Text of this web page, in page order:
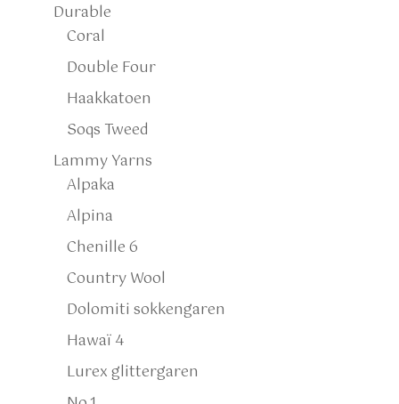
Durable
Coral
Double Four
Haakkatoen
Soqs Tweed
Lammy Yarns
Alpaka
Alpina
Chenille 6
Country Wool
Dolomiti sokkengaren
Hawaï 4
Lurex glittergaren